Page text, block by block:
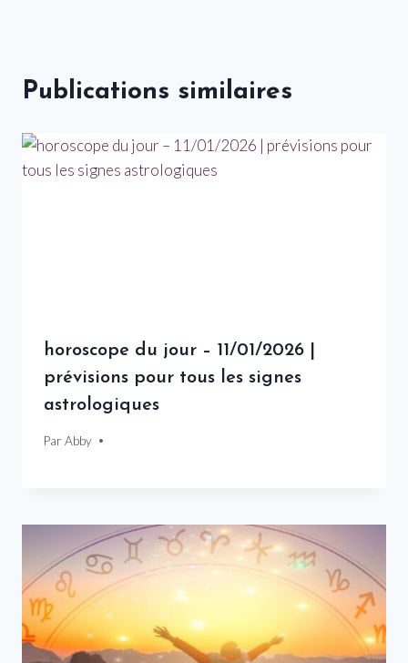
Publications similaires
horoscope du jour – 11/01/2026 |
prévisions pour tous les signes
astrologiques
Par Abby
11 janvier 2026